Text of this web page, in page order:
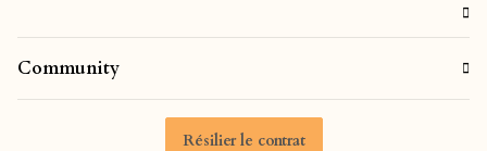
Community
Résilier le contrat